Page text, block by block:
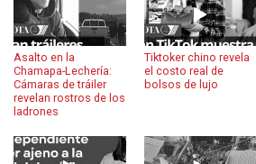
Asalto en la
Chamapa-Lechería:
Cámaras de tráiler
revelan rostros de los
ladrones
Tiktoker chino revela
el costo real de
bolsos de lujo